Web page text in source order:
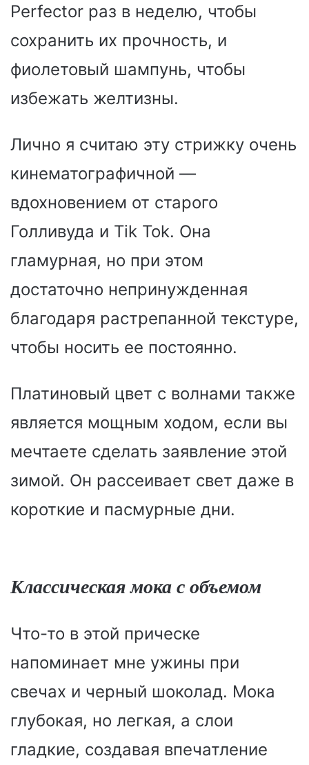
Perfector раз в неделю, чтобы
сохранить их прочность, и
фиолетовый шампунь, чтобы
избежать желтизны.
Лично я считаю эту стрижку очень
кинематографичной —
вдохновением от старого
Голливуда и Tik Tok. Она
гламурная, но при этом
достаточно непринужденная
благодаря растрепанной текстуре,
чтобы носить ее постоянно.
Платиновый цвет с волнами также
является мощным ходом, если вы
мечтаете сделать заявление этой
зимой. Он рассеивает свет даже в
короткие и пасмурные дни.
Классическая мока с объемом
Что-то в этой прическе
напоминает мне ужины при
свечах и черный шоколад. Мока
глубокая, но легкая, а слои
гладкие, создавая впечатление